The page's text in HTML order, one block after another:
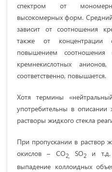
спектром от
высокомерных форм.
зависит от соотношения
также от концентрации
повышением соотношения
кремнекислотных
соответственно, повышается.
Хотя термины
употребительны в описании
растворы жидкого стекла
При пропускании в раствор
окислов – СO2,SO2 и т.д.
выпадение коллоидных